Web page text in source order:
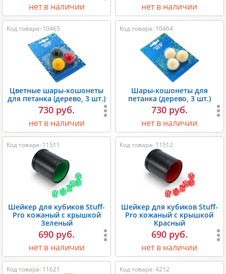
нет в наличии нет в наличии
Код товара: 10465
Цветные шары-кошонеты
для петанка (дерево, 3 шт.)
730 руб.
нет в наличии
Код товара: 10464
Шары-кошонеты для
петанка (дерево, 3 шт.)
730 руб.
нет в наличии
Код товара: 11511
Шейкер для кубиков Stuff-
Pro кожаный с крышкой
Зеленый
690 руб.
нет в наличии
Код товара: 11512
Шейкер для кубиков Stuff-
Pro кожаный с крышкой
Красный
690 руб.
нет в наличии
Код товара: 11621 Код товара: 4212